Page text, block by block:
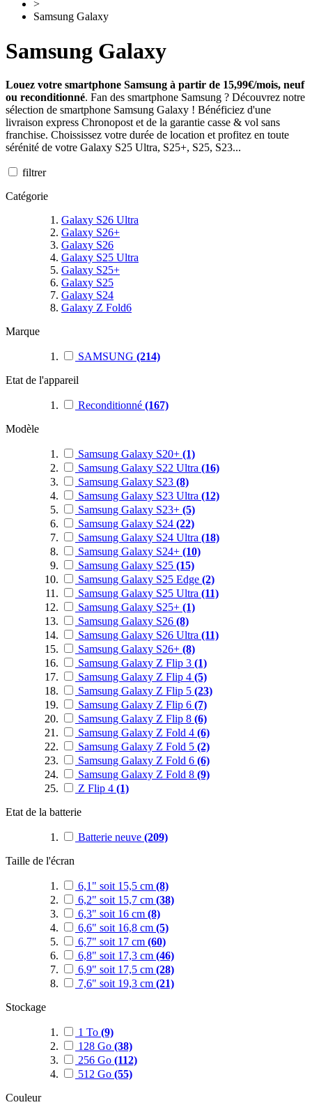
>
Samsung Galaxy
Samsung Galaxy
Louez votre smartphone Samsung à partir de 15,99€/mois, neuf
ou reconditionné. Fan des smartphone Samsung ? Découvrez notre
sélection de smartphone Samsung Galaxy ! Bénéficiez d'une
livraison express Chronopost et de la garantie casse & vol sans
franchise. Choississez votre durée de location et profitez en toute
sérénité de votre Galaxy S25 Ultra, S25+, S25, S23...
filtrer
Catégorie
Galaxy S26 Ultra
Galaxy S26+
Galaxy S26
Galaxy S25 Ultra
Galaxy S25+
Galaxy S25
Galaxy S24
Galaxy Z Fold6
Marque
SAMSUNG (214)
Etat de l'appareil
Reconditionné (167)
Modèle
Samsung Galaxy S20+ (1)
Samsung Galaxy S22 Ultra (16)
Samsung Galaxy S23 (8)
Samsung Galaxy S23 Ultra (12)
Samsung Galaxy S23+ (5)
Samsung Galaxy S24 (22)
Samsung Galaxy S24 Ultra (18)
Samsung Galaxy S24+ (10)
Samsung Galaxy S25 (15)
Samsung Galaxy S25 Edge (2)
Samsung Galaxy S25 Ultra (11)
Samsung Galaxy S25+ (1)
Samsung Galaxy S26 (8)
Samsung Galaxy S26 Ultra (11)
Samsung Galaxy S26+ (8)
Samsung Galaxy Z Flip 3 (1)
Samsung Galaxy Z Flip 4 (5)
Samsung Galaxy Z Flip 5 (23)
Samsung Galaxy Z Flip 6 (7)
Samsung Galaxy Z Flip 8 (6)
Samsung Galaxy Z Fold 4 (6)
Samsung Galaxy Z Fold 5 (2)
Samsung Galaxy Z Fold 6 (6)
Samsung Galaxy Z Fold 8 (9)
Z Flip 4 (1)
Etat de la batterie
Batterie neuve (209)
Taille de l'écran
6,1" soit 15,5 cm (8)
6,2" soit 15,7 cm (38)
6,3" soit 16 cm (8)
6,6" soit 16,8 cm (5)
6,7" soit 17 cm (60)
6,8" soit 17,3 cm (46)
6,9" soit 17,5 cm (28)
7,6" soit 19,3 cm (21)
Stockage
1 To (9)
128 Go (38)
256 Go (112)
512 Go (55)
Couleur